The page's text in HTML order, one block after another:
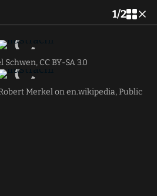
1/2
CC BY-SA 3.0
Merkel on en.wikipedia, Public